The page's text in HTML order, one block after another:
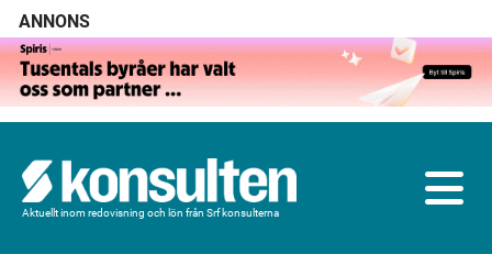
ANNONS
Aktuellt inom redovisning och lön från Srf konsulterna